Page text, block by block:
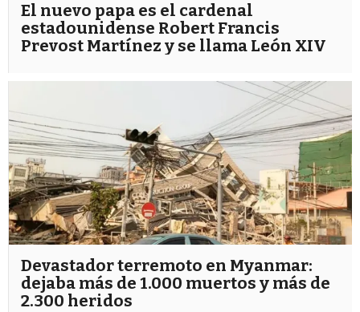
El nuevo papa es el cardenal
estadounidense Robert Francis
Prevost Martínez y se llama León XIV
Devastador terremoto en Myanmar:
dejaba más de 1.000 muertos y más de
2.300 heridos